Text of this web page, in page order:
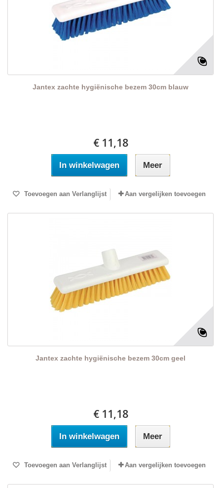
Jantex zachte hygiënische bezem 30cm blauw
€ 11,18
In winkelwagen Meer
Toevoegen aan Verlanglijst Aan vergelijken toevoegen
Jantex zachte hygiënische bezem 30cm geel
€ 11,18
In winkelwagen Meer
Toevoegen aan Verlanglijst Aan vergelijken toevoegen